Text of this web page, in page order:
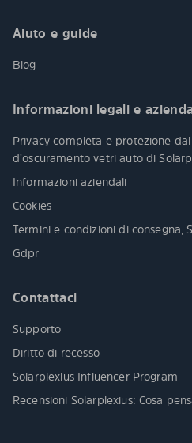
Aiuto e guide
Blog
Informazioni legali e
Privacy completa e protezione
d’oscuramento vetri auto di
Informazioni aziendali
Cookies
Termini e condizioni di consegna,
Gdpr
Contattaci
Supporto
Diritto di recesso
Solarplexius Influencer Program
Recensioni Solarplexius: Cosa